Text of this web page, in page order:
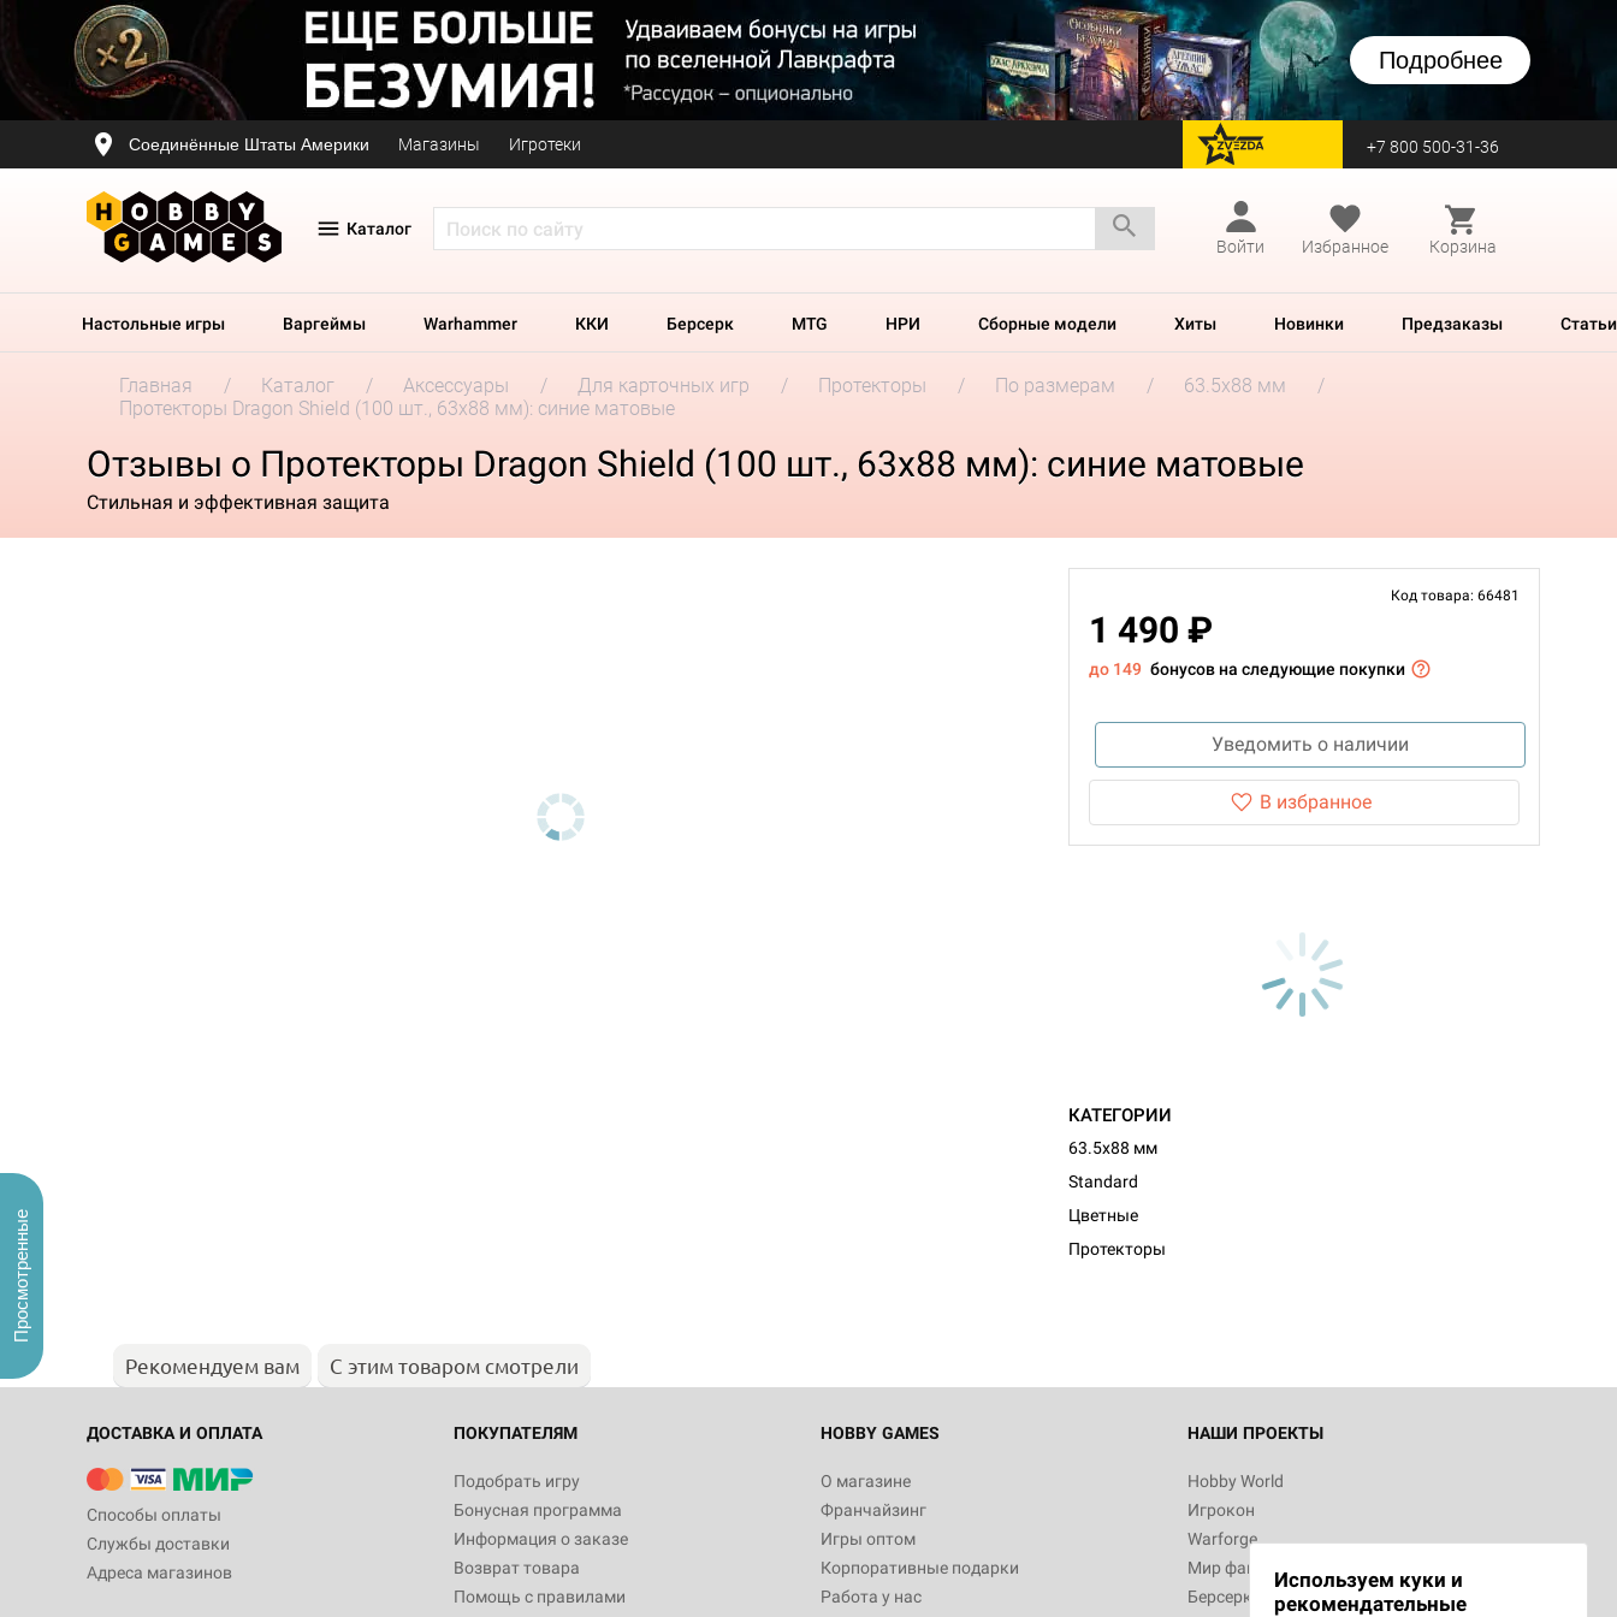
Подробнее
Соединённые Штаты Америки Магазины Игротеки перейти на Zvezda +7 800 500-31-36
Каталог
Войти
Избранное Корзина
Настольные игры Варгеймы Warhammer ККИ Берсерк MTG НРИ Сборные модели Хиты Новинки Предзаказы Статьи
Главная Каталог Аксессуары Для карточных игр Протекторы По размерам
63.5x88 мм
Протекторы Dragon Shield (100 шт., 63х88 мм): синие матовые
Отзывы о Протекторы Dragon Shield (100 шт., 63х88 мм): синие матовые
Стильная и эффективная защита
Код товара: 66481
1 490 ₽
до 149 бонусов на следующие покупки
Уведомить о наличии
В избранное
КАТЕГОРИИ
63.5x88 мм
Standard
Цветные
Протекторы
Рекомендуем вам С этим товаром смотрели
ДОСТАВКА И ОПЛАТА
Способы оплаты
Службы доставки
Адреса магазинов
ПОКУПАТЕЛЯМ
Подобрать игру
Бонусная программа
Информация о заказе
Возврат товара
Помощь с правилами
HOBBY GAMES
О магазине
Франчайзинг
Игры оптом
Корпоративные подарки
Работа у нас
НАШИ ПРОЕКТЫ
Hobby World
Игрокон
Warforge
Мир фантастики
Берсерк
Используем куки и
рекомендательные
Просмотренные
Настольная игра Hobby World Журнал
"Мир фантастики. Спецвыпуск: Братья
империи: Боевая тревога
799
Настольная игра Hobby World Сумерки
империи. Четвёртая редакция: Грозовой
Рубеж
12 990